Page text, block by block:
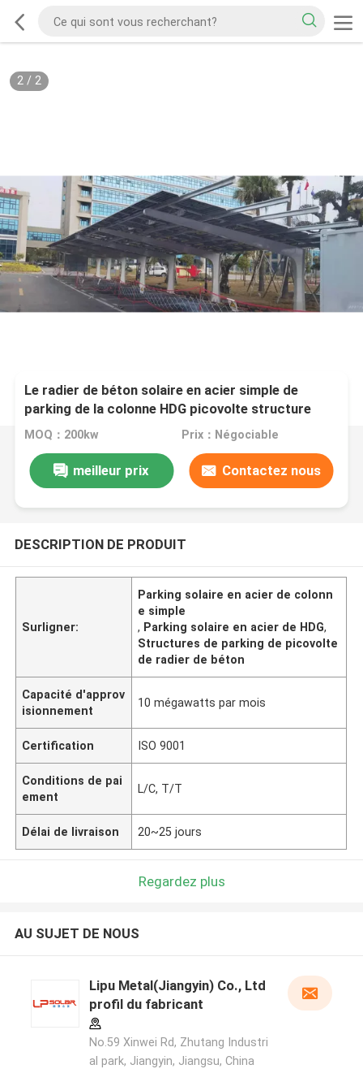
2/ 2
Le radier de béton solaire en acier simple de
parking de la colonne HDG picovolte structure
MOQ：200kw Prix：Négociable
meilleur prix Contactez nous
DESCRIPTION DE PRODUIT
Surligner:
Parking solaire en acier de colonn
e simple
, Parking solaire en acier de HDG,
Structures de parking de picovolte
de radier de béton
Capacité d'approv
isionnement
10 mégawatts par mois
Certification ISO 9001
Conditions de pai
ement
L/C, T/T
Délai de livraison 20~25 jours
Regardez plus
AU SUJET DE NOUS
Lipu Metal(Jiangyin) Co., Ltd
profil du fabricant
No.59 Xinwei Rd, Zhutang Industri
al park, Jiangyin, Jiangsu, China